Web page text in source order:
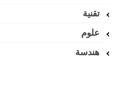
تقنية
علوم
هندسة